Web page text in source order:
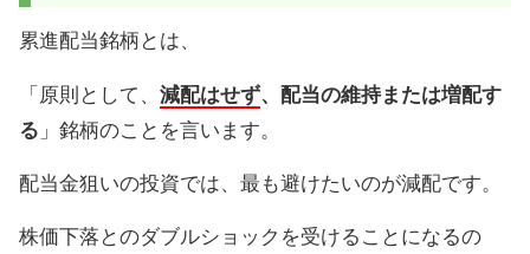
累進配当銘柄とは、
「原則として、 減配はせず、配当の維持または増配す
る 」銘柄のことを言います。
配当金狙いの投資では、最も避けたいのが減配です。
株価下落とのダブルショックを受けることになるの